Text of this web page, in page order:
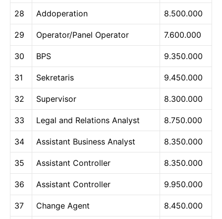
28 Addoperation 8.500.000
29 Operator/Panel Operator 7.600.000
30 BPS 9.350.000
31 Sekretaris 9.450.000
32 Supervisor 8.300.000
33 Legal and Relations Analyst 8.750.000
34 Assistant Business Analyst 8.350.000
35 Assistant Controller 8.350.000
36 Assistant Controller 9.950.000
37 Change Agent 8.450.000